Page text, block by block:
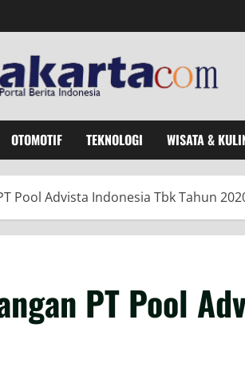
OTOMOTIF TEKNOLOGI WISATA &
Pool Advista Indonesia Tbk Tahun
PT Pool